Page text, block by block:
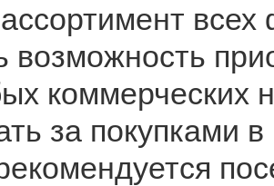
всех
возможность
коммерческих
за покупками